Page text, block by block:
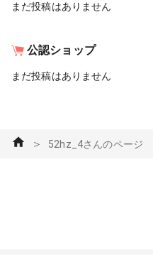
まだ投稿はありません
公認ショップ
まだ投稿はありません
＞ 52hz_4さんのページ